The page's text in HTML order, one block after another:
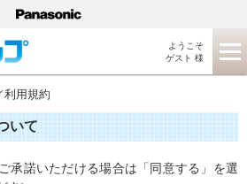
ようこそ
ゲスト 様
利用規約
いて
承諾いただける場合は「同意する」を選